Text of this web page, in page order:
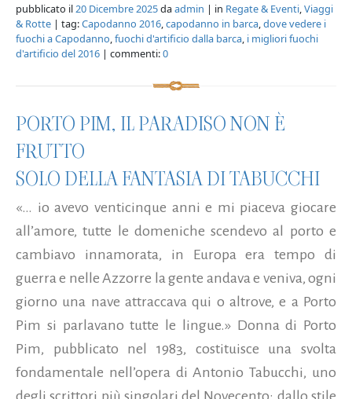
pubblicato il 20 Dicembre 2025daadmin | in Regate & Eventi Viaggi
& Rotte | tag:Capodanno 2016 capodanno in barca dove vedere i
fuochi a Capodanno fuochi d'artificio dalla barca i migliori fuochi
d'artificio del 2016 | commenti:0
PORTO PIM, IL PARADISO NON È
FRUTTO
SOLO DELLA FANTASIA DI TABUCCHI
«… io avevo venticinque anni e mi piaceva giocare
all’amore, tutte le domeniche scendevo al porto e
cambiavo innamorata, in Europa era tempo di
guerra e nelle Azzorre la gente andava e veniva, ogni
giorno una nave attraccava qui o altrove, e a Porto
Pim si parlavano tutte le lingue.» Donna di Porto
Pim, pubblicato nel 1983, costituisce una svolta
fondamentale nell’opera di Antonio Tabucchi, uno
degli scrittori più singolari del Novecento: dallo stile